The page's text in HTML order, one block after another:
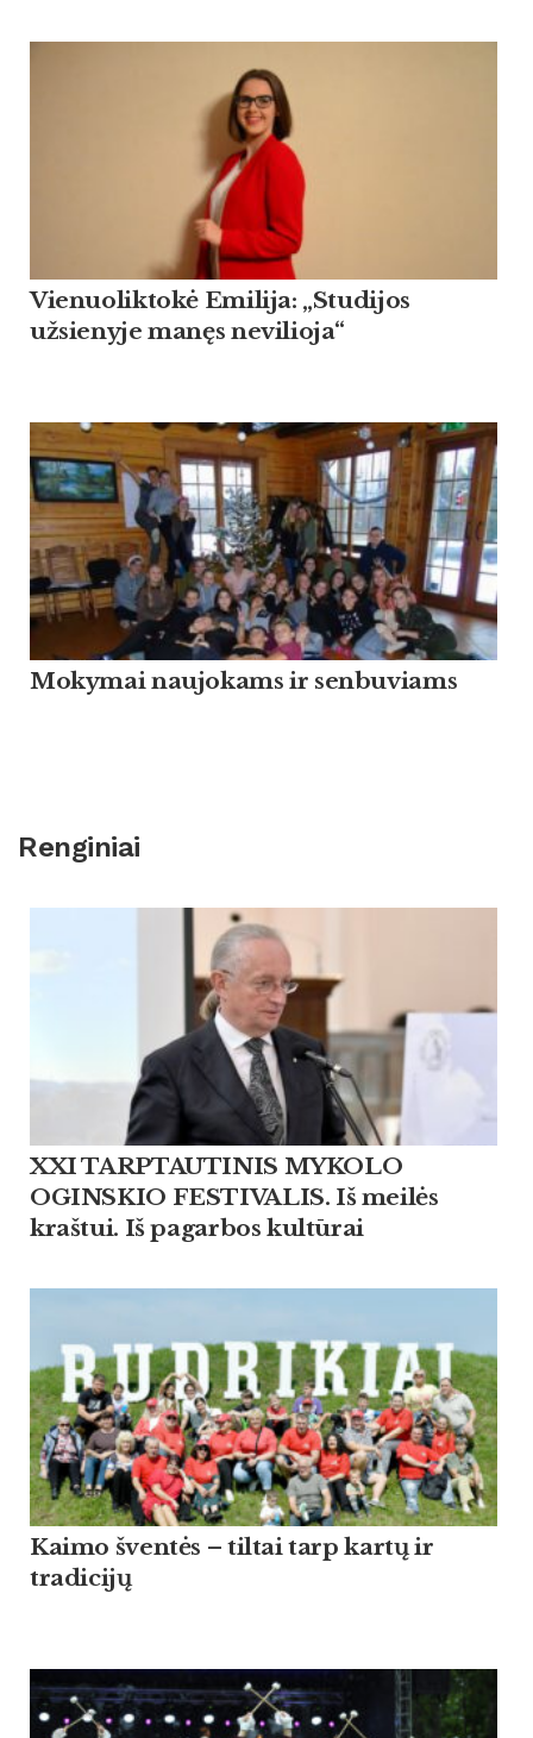
Vienuoliktokė Emilija: „Studijos
užsienyje manęs nevilioja“
Mokymai naujokams ir senbuviams
Renginiai
XXI TARPTAUTINIS MYKOLO
OGINSKIO FESTIVALIS. Iš meilės
kraštui. Iš pagarbos kultūrai
Kaimo šventės – tiltai tarp kartų ir
tradicijų